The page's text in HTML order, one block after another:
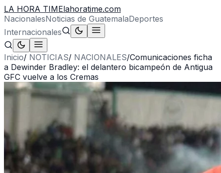
LA HORA TIMElahoratime.com
NacionalesNoticias de GuatemalaDeportes
Internacionales
Inicio/ NOTICIAS/ NACIONALES/Comunicaciones ficha
a Dewinder Bradley: el delantero bicampeón de Antigua
GFC vuelve a los Cremas